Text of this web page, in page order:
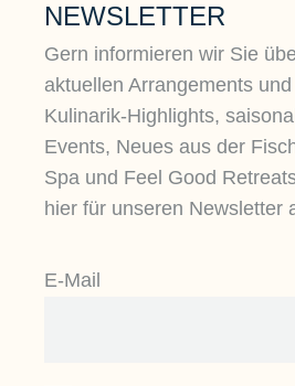
NEWSLETTER
Gern informieren wir Sie
aktuellen Arrangements
Kulinarik-Highlights,
Events, Neues aus der
Spa und Feel Good
hier für unseren Newsletter
E-Mail